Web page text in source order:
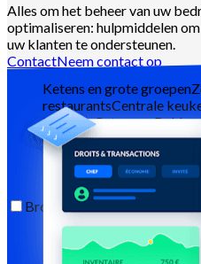
Voor wie?
Ketens en grote groepen
restaurantsCentrale
kitchensCateraars
restaurants
Bronnen
Helpcentrum
documentatieMCP-
Alles om het beheer van uw
optimaliseren: hulpmiddelen
uw klanten te ondersteunen.
ContactNeem contact op